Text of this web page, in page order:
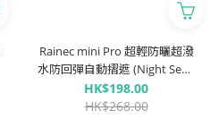
Rainec mini Pro 超輕防曬超潑
水防回彈自動摺遮 (Night Sea /
夜海)
HK$198.00
HK$268.00